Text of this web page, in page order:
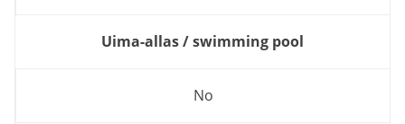
Uima-allas / swimming pool
No